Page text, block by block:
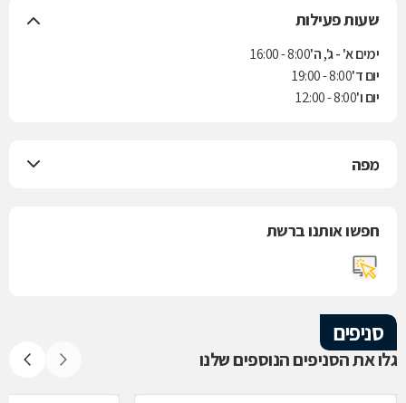
שעות פעילות
ימים א' - ג', ה'8:00 - 16:00
יום ד'8:00 - 19:00
יום ו'8:00 - 12:00
מפה
חפשו אותנו ברשת
סניפים
גלו את הסניפים הנוספים שלנו